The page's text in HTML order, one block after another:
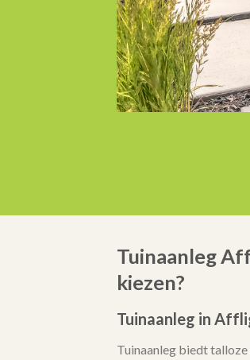
Tuinaanleg
kiezen?
Tuinaanleg in
Tuinaanleg biedt